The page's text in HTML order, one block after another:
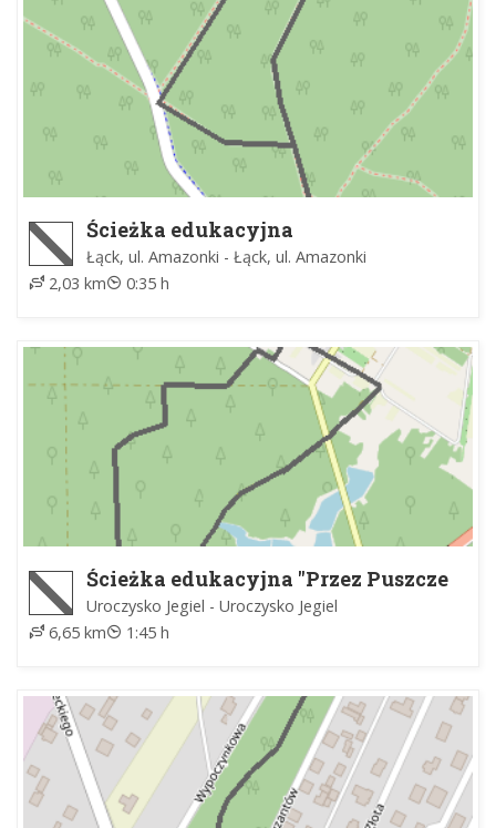
Ścieżka edukacyjna
Łąck, ul. Amazonki - Łąck, ul. Amazonki
2,03 km
0:35 h
Ścieżka edukacyjna "Przez Puszcze
Białą"
Uroczysko Jegiel - Uroczysko Jegiel
6,65 km
1:45 h